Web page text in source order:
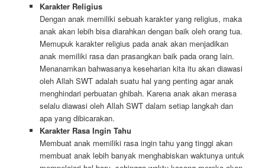
Karakter Religius
Dengan anak memiliki sebuah karakter yang religius, maka
anak akan lebih bisa diarahkan dengan baik oleh orang tua.
Memupuk karakter religius pada anak akan menjadikan
anak memiliki rasa dan prasangkan baik pada orang lain.
Menanamkan bahwasanya keseharian kita itu akan diawasi
oleh Allah SWT adalah suatu hal yang penting agar anak
menghindari perbuatan ghibah. Karena anak akan merasa
selalu diawasi oleh Allah SWT dalam setiap langkah dan
apa yang dibicarakan.
Karakter Rasa Ingin Tahu
Membuat anak memiliki rasa ingin tahu yang tinggi akan
membuat anak lebih banyak menghabiskan waktunya untuk